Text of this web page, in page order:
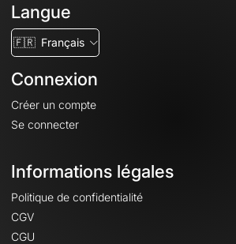
Langue
🇫🇷 Français
Connexion
Créer un compte
Se connecter
Informations légales
Politique de confidentialité
CGV
CGU